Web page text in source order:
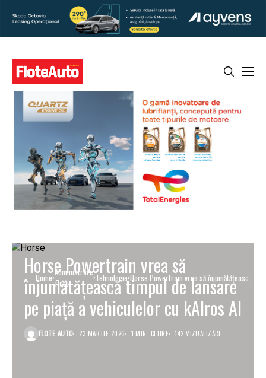
Home Administrare
flote
Tehnologie Horse Powertrain vrea să înjumătățească
timpul de lansare pe piață a vehiculelor
cu kAIros AI
Horse Powertrain vrea să
înjumătățească timpul de lansare
pe piață a vehiculelor cu kAIros AI
FLOTE AUTO 23 MARTIE 2026 1 MIN. CITIRE 142 VIZUALIZĂRI